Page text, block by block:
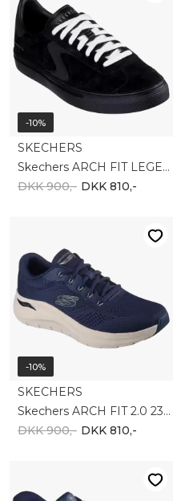
-10%
SKECHERS
Skechers ARCH FIT 2.0 232700 NVY
DKK 900,-
DKK 810,-
-10%
SKECHERS
Skechers Men UNO BANKSIA 183022 DKNV
DKK 1.000,- DKK 900,-